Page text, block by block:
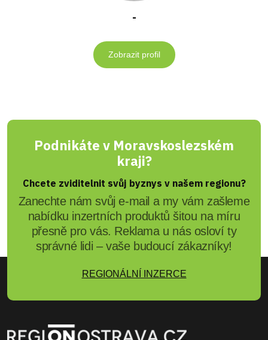
-
Zobrazit profil
Podnikáte v Moravskoslezském
kraji?
Chcete zviditelnit svůj byznys v našem regionu?
Zanechte nám svůj e-mail a my vám zašleme
nabídku inzertních produktů šitou na míru
přesně pro vás. Reklama u nás osloví ty
správné lidi – vaše budoucí zákazníky!
REGIONÁLNÍ INZERCE